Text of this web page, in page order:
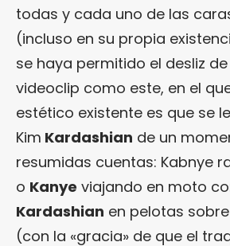
todas y cada uno de las
(incluso en su propia
se haya permitido el desliz
videoclip como este, en el
estético existente es que se
Kim Kardashian de un
resumidas cuentas: Kabnye
o Kanye viajando en moto
Kardashian en pelotas
(con la «gracia» de que el